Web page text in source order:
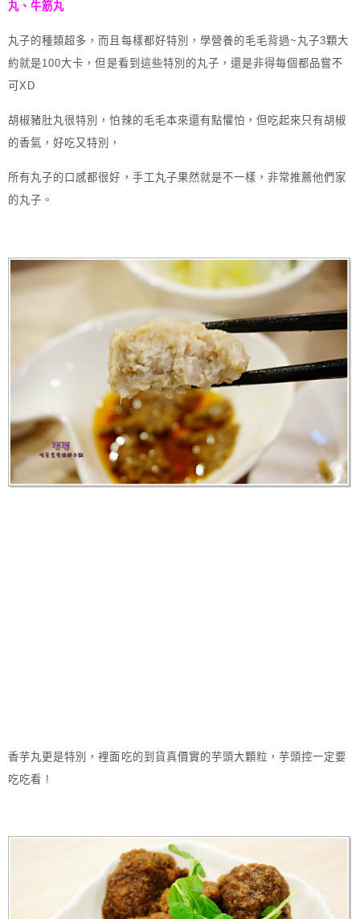
丸、牛筋丸
丸子的種類超多，而且每樣都好特別，學營養的毛毛背過~丸子3顆大
約就是100大卡，但是看到這些特別的丸子，還是非得每個都品嘗不
可XD
胡椒豬肚丸很特別，怕辣的毛毛本來還有點懼怕，但吃起來只有胡椒
的香氣，好吃又特別，
所有丸子的口感都很好，手工丸子果然就是不一樣，非常推薦他們家
的丸子。
香芋丸更是特別，裡面吃的到貨真價實的芋頭大顆粒，芋頭控一定要
吃吃看 !